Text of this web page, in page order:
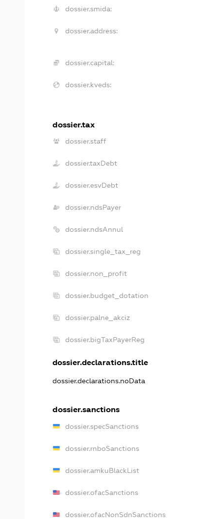
dossier.smida:
dossier.address:
dossier.capital:
dossier.kveds:
dossier.tax
dossier.staff
dossier.taxDebt
dossier.esvDebt
dossier.ndsPayer
dossier.ndsAnnul
dossier.single_tax_reg
dossier.non_profit
dossier.budget_dotation
dossier.palne_akciz
dossier.bigTaxPayerReg
dossier.declarations.title
dossier.declarations.noData
dossier.sanctions
dossier.specSanctions
dossier.rnboSanctions
dossier.amkuBlackList
dossier.ofacSanctions
dossier.ofacNonSdnSanctions